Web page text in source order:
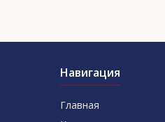
Навигация
Главная